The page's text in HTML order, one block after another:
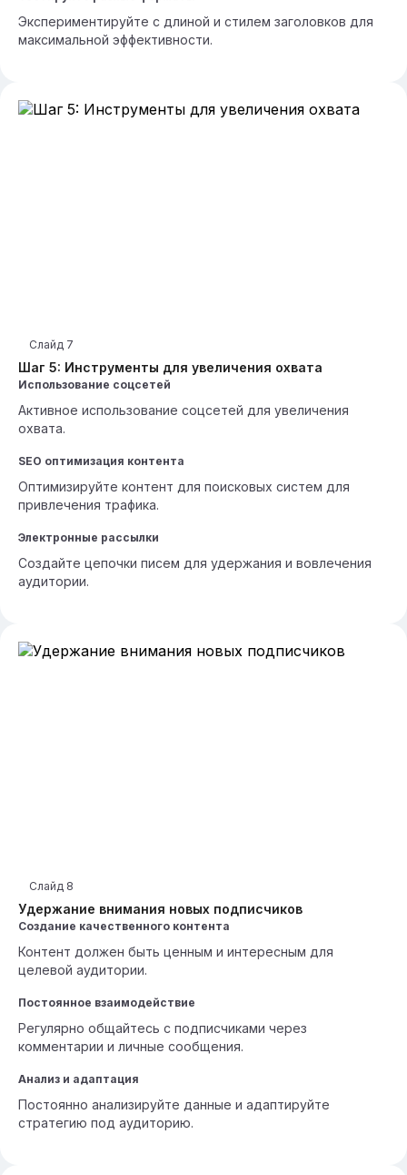
Экспериментируйте с длиной и стилем заголовков для
максимальной эффективности.
Шаг 5: Инструменты для увеличения охвата
Слайд 7
Использование соцсетей
Активное использование соцсетей для увеличения
охвата.
SEO оптимизация контента
Оптимизируйте контент для поисковых систем для
привлечения трафика.
Электронные рассылки
Создайте цепочки писем для удержания и вовлечения
аудитории.
Удержание внимания новых подписчиков
Слайд 8
Создание качественного контента
Контент должен быть ценным и интересным для
целевой аудитории.
Постоянное взаимодействие
Регулярно общайтесь с подписчиками через
комментарии и личные сообщения.
Анализ и адаптация
Постоянно анализируйте данные и адаптируйте
стратегию под аудиторию.